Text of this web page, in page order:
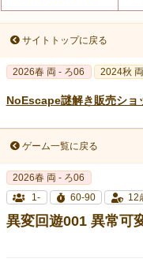
サイトトップに戻る
2026春 両 - ろ06 2024秋
NoEscape謎解き販売ショ
ゲーム一覧に戻る
2026春 両 - ろ06
1-
60-90 12
異変回遊001 異常可